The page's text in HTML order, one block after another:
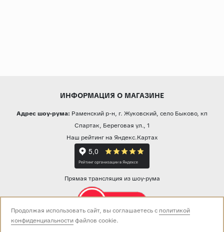
ИНФОРМАЦИЯ О МАГАЗИНЕ
Адрес шоу-рума: Раменский р-н, г. Жуковский, село Быково, кп
Спартак, Береговая ул., 1
Наш рейтинг на Яндекс.Картах
Прямая трансляция из шоу-рума
Звоните нам:
Продолжая использовать сайт, вы соглашаетесь с политикой
конфиденциальностифайлов cookie.